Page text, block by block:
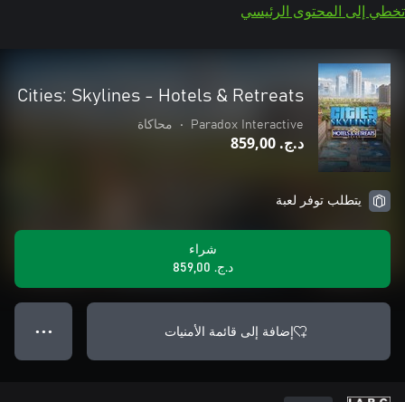
تخطي إلى المحتوى الرئيسي
Cities: Skylines - Hotels & Retreats
Paradox Interactive
• محاكاة
د.ج.‏ 859,00
يتطلب توفر لعبة
شراء
د.ج.‏ 859,00
إضافة إلى قائمة الأمنيات ● ● ●